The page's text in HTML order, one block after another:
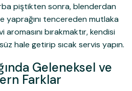
piştikten sonra, blenderdan
yaprağını tencereden mutlaka
aromasını bırakmaktır, kendisi
hale getirip sıcak servis yapın.
Geleneksel ve
Farklar
Kazan
ve tanıtım ile ilgili iletişim almayı kabul